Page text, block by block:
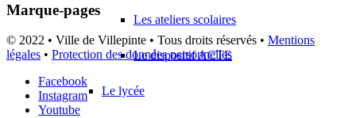
Les ateliers scolaires
Le dispositif ACTE
Le lycée
Marque-pages
© 2022 • Ville de Villepinte • Tous droits réservés • Mentions
légales • Protection des données personnelles
Facebook
Instagram
Youtube